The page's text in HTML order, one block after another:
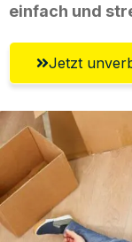
einfach und
Jetzt